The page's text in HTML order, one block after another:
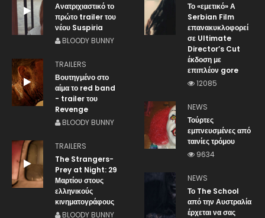
Ανατριχιαστικό το
πρώτο trailer του
νέου Suspiria
BLOODY BUNNY
TRAILERS
Βουτηγμένο στο
αίμα το red band
- trailer του
Revenge
BLOODY BUNNY
TRAILERS
The Strangers-
Prey at Night: 29
Μαρτίου στους
ελληνικούς
κινηματογράφους
BLOODY BUNNY
Το «εμετικό» Α
Serbian Film
επανακυκλοφορεί
σε Ultimate
Director’s Cut
έκδοση με
επιπλέον gore
12085
NEWS
Τούρτες
εμπνευσμένες από
ταινίες τρόμου
9634
NEWS
Το The School
από την Αυστραλία
έρχεται να σας